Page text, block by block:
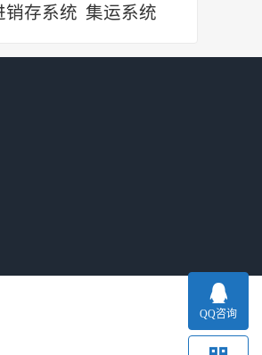
销存系统 集运系统
QQ咨询